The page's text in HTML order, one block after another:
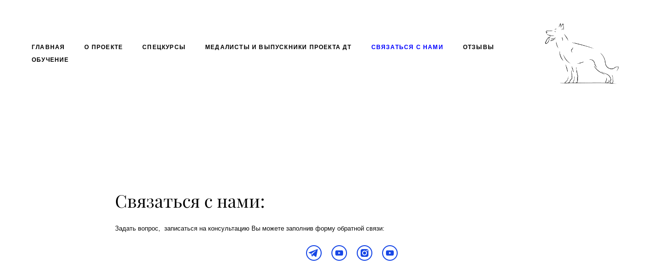
ГЛАВНАЯ О ПРОЕКТЕ СПЕЦКУРСЫ МЕДАЛИСТЫ И ВЫПУСКНИКИ ПРОЕКТА ДТ СВЯЗАТЬСЯ С НАМИ
ОТЗЫВЫ
ОБУЧЕНИЕ
Связаться с нами:
Задать вопрос, записаться на консультацию Вы можете заполнив форму обратной связи: